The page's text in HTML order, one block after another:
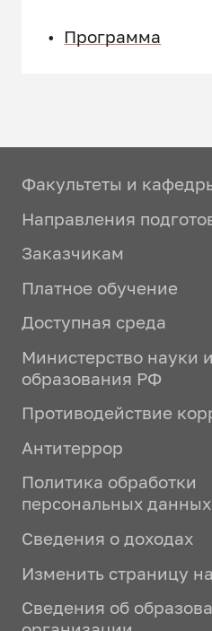
• Программа
Факультеты и
Направления
Заказчикам
Платное обучение
Доступная среда
Министерство науки
образования РФ
Противодействие
Антитеррор
Политика обработки
персональных данных
Сведения о доходах
Изменить страницу
Сведения об